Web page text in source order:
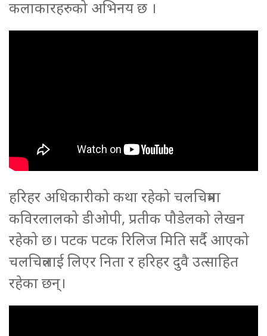
कलाकारहरुको अभिनय छ ।
हरिहर अधिकारीको कथा रहेको चलचित्रमा
कविरलालको डीओपी, प्रतीक पौडेलको लेखन
रहेको छ। पटक पटक रिलिज मिति सर्दै आएको
चलचित्रलाई लिएर निता र हरिहर दुवै उत्साहित
रहेका छन्।